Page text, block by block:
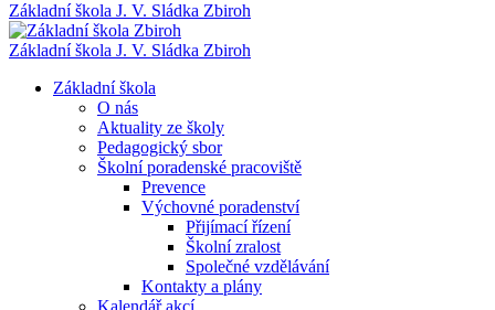
Základní škola J. V. Sládka Zbiroh
Základní škola J. V. Sládka Zbiroh
Základní škola
O nás
Aktuality ze školy
Pedagogický sbor
Školní poradenské pracoviště
Prevence
Výchovné poradenství
Přijímací řízení
Školní zralost
Společné vzdělávání
Kontakty a plány
Kalendář akcí